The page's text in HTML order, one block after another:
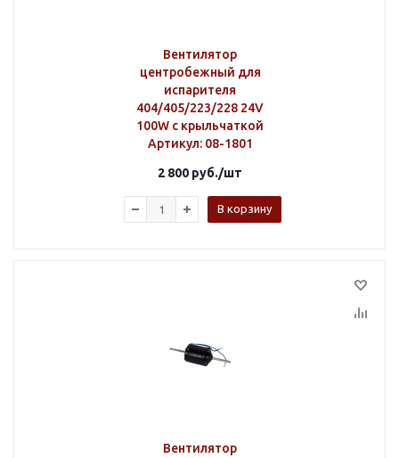
Вентилятор
центробежный для
испарителя
404/405/223/228 24V
100W с крыльчаткой
Артикул: 08-1801
2 800 руб./шт
В корзину
Вентилятор